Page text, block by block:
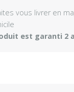
vous livrer en
est garanti 2